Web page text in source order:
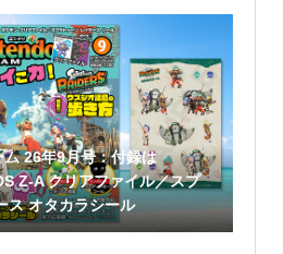
26年9月号：付録は
Z-A クリアファイル／スプ
ス オタカラシール